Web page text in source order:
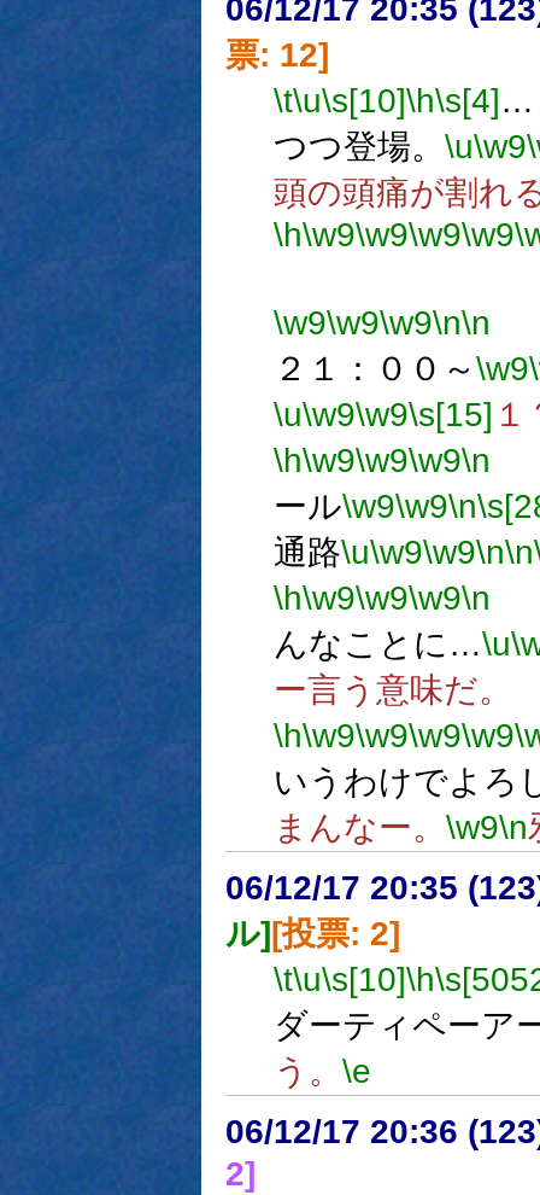
06/12/17 20:35
票: 12]
\t\u\s[10]\h\s[4]…
つつ登場。 \u\w9
頭の頭痛が割れ
\h\w9\w9\w9\w9
\w9\w9\w9\n\n
２１：００～\w9
\u\w9\w9\s[15] １
\h\w9\w9\w9\n
ール\w9\w9\n
通路\u\w9\w9\n\n
\h\w9\w9\w9\n
んなことに…\u
ー言う意味だ。
\h\w9\w9\w9\w9
いうわけでよろ
まんなー。 \w9\n
06/12/17 20:35
ル][投票: 2]
\t\u\s[10]\h
ダーティペーア
う。 \e
06/12/17 20:36
2]